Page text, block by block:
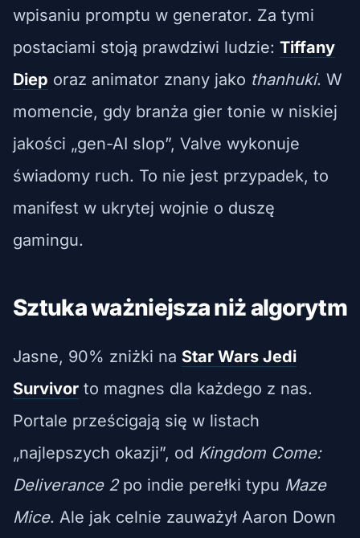
wpisaniu promptu w generator. Za tymi
postaciami stoją prawdziwi ludzie: Tiffany
Diep oraz animator znany jako thanhuki. W
momencie, gdy branża gier tonie w niskiej
jakości „gen-AI slop”, Valve wykonuje
świadomy ruch. To nie jest przypadek, to
manifest w ukrytej wojnie o duszę
gamingu.
Sztuka ważniejsza niż algorytm
Jasne, 90% zniżki na Star Wars Jedi
Survivor to magnes dla każdego z nas.
Portale prześcigają się w listach
„najlepszych okazji”, od Kingdom Come:
Deliverance 2po indie perełki typu Maze
Mice. Ale jak celnie zauważył Aaron Down